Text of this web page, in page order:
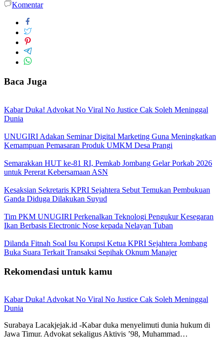
Komentar
Baca Juga
Kabar Duka! Advokat No Viral No Justice Cak Soleh Meninggal
Dunia
UNUGIRI Adakan Seminar Digital Marketing Guna Meningkatkan
Kemampuan Pemasaran Produk UMKM Desa Prangi
Semarakkan HUT ke-81 RI, Pemkab Jombang Gelar Porkab 2026
untuk Pererat Kebersamaan ASN
Kesaksian Sekretaris KPRI Sejahtera Sebut Temukan Pembukuan
Ganda Diduga Dilakukan Suyud
Tim PKM UNUGIRI Perkenalkan Teknologi Pengukur Kesegaran
Ikan Berbasis Electronic Nose kepada Nelayan Tuban
Dilanda Fitnah Soal Isu Korupsi Ketua KPRI Sejahtera Jombang
Buka Suara Terkait Transaksi Sepihak Oknum Manajer
Rekomendasi untuk kamu
Kabar Duka! Advokat No Viral No Justice Cak Soleh Meninggal
Dunia
Surabaya Lacakjejak.id -Kabar duka menyelimuti dunia hukum di
Jawa Timur. Advokat sekaligus Aktivis ’98, Muhammad…